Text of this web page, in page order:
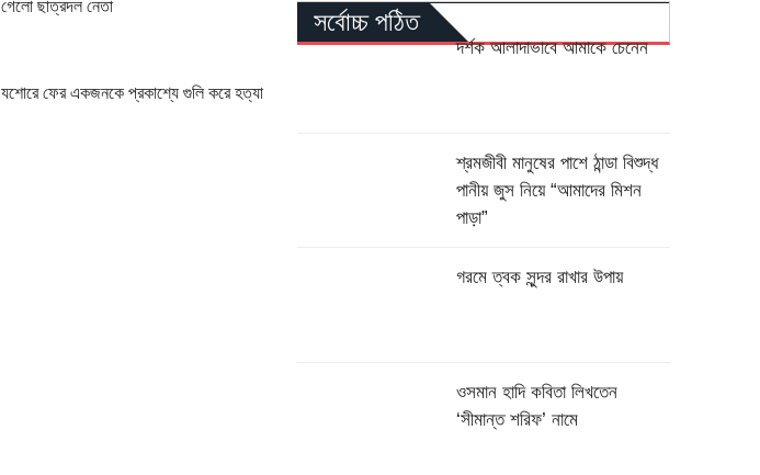
গেলো ছাত্রদল নেতা
যশোরে ফের একজনকে প্রকাশ্যে গুলি করে হত্যা
সর্বোচ্চ পঠিত
দর্শক আলাদাভাবে আমাকে চেনেন
শ্রমজীবী মানুষের পাশে ঠান্ডা বিশুদ্ধ
পানীয় জুস নিয়ে “আমাদের মিশন
পাড়া”
গরমে ত্বক সুন্দর রাখার উপায়
ওসমান হাদি কবিতা লিখতেন
‘সীমান্ত শরিফ’ নামে